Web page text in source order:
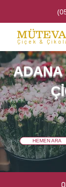
Çiçek &
ADANA
HEMEN ARA